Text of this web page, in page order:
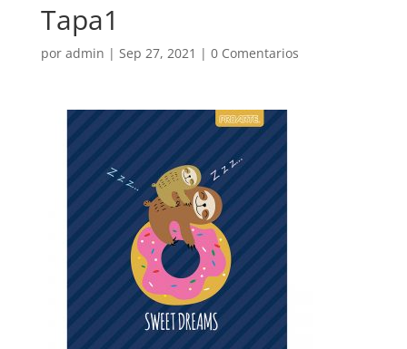
Tapa1
por admin | Sep 27, 2021 | 0 Comentarios